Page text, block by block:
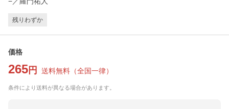
残りわずか
価格
265 円 送料無料 （全国一律）
条件により送料が異なる場合があります。